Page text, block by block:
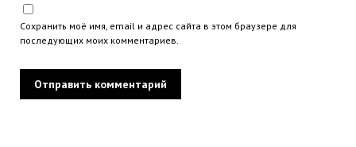
Сохранить моё имя, email и адрес сайта в этом браузере для
последующих моих комментариев.